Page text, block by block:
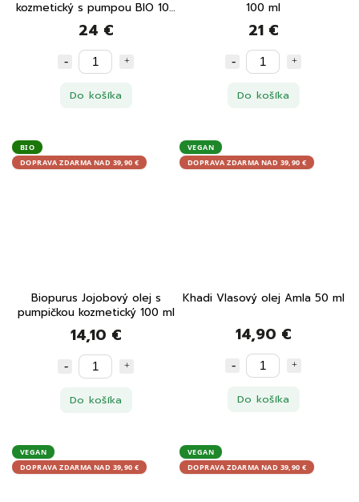
kozmetický s pumpou BIO 100
ml
24 €
Do košíka
100 ml
21 €
Do košíka
BIO
DOPRAVA ZDARMA NAD 39,90 €
Biopurus Jojobový olej s
pumpičkou kozmetický 100 ml
14,10 €
Do košíka
VEGAN
DOPRAVA ZDARMA NAD 39,90 €
Khadi Vlasový olej Amla 50 ml
14,90 €
Do košíka
VEGAN
DOPRAVA ZDARMA NAD 39,90 €
VEGAN
DOPRAVA ZDARMA NAD 39,90 €